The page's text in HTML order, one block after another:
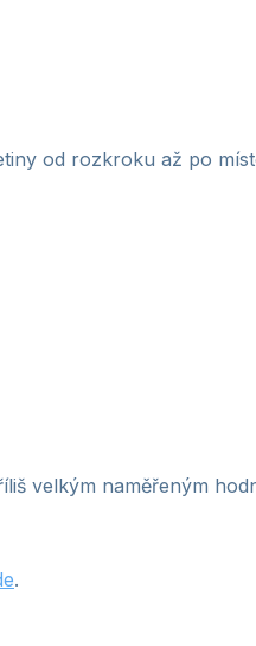
od rozkroku až po
velkým naměřeným
.